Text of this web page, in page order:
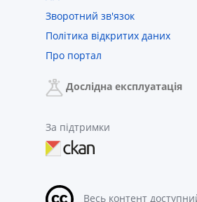
Зворотний зв'язок
Політика відкритих даних
Про портал
Дослідна експлуатація
За підтримки
Весь контент